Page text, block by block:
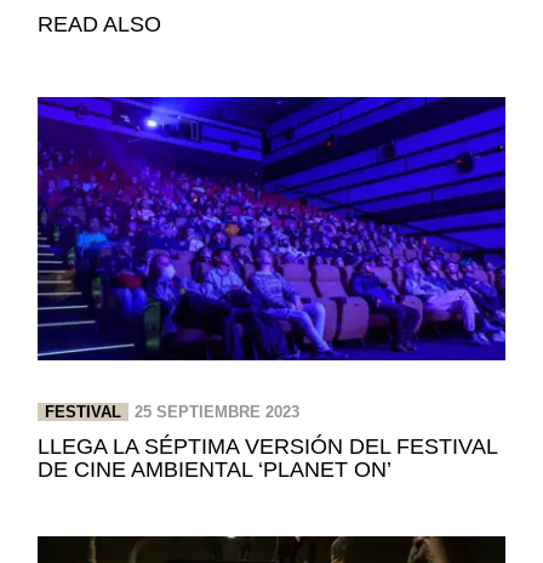
READ ALSO
FESTIVAL 25 SEPTIEMBRE 2023
LLEGA LA SÉPTIMA VERSIÓN DEL FESTIVAL
DE CINE AMBIENTAL ‘PLANET ON’